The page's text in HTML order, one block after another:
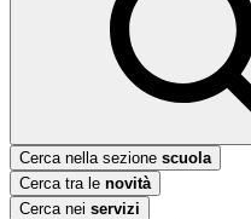
Cerca nella sezione scuola
Cerca tra le novità
Cerca nei servizi